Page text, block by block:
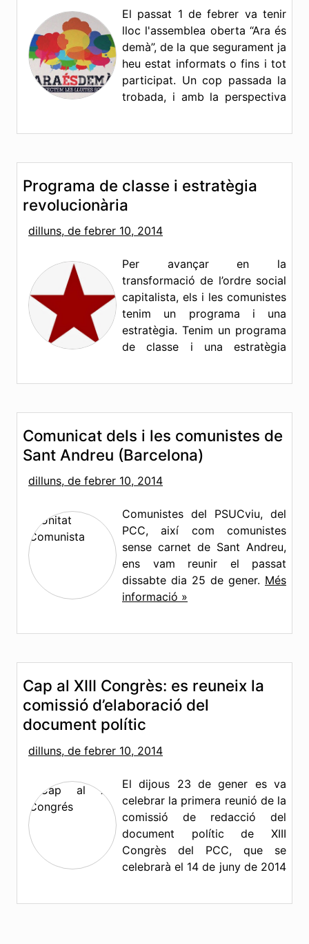
El passat 1 de febrer va tenir
lloc l'assemblea oberta “Ara és
demà”, de la que segurament ja
heu estat informats o fins i tot
participat. Un cop passada la
trobada, i amb la perspectiva
informació »
Programa de classe i estratègia
revolucionària
dilluns, de febrer 10, 2014
Per avançar en la
transformació de l’ordre social
capitalista, els i les comunistes
tenim un programa i una
estratègia. Tenim un programa
de classe i una estratègia
programa i la nostra estratègia aquí i ara és la
nostra tasca més immediata.
Més informació »
Comunicat dels i les comunistes de
Sant Andreu (Barcelona)
dilluns, de febrer 10, 2014
Comunistes del PSUCviu, del
PCC, així com comunistes
sense carnet de Sant Andreu,
ens vam reunir el passat
dissabte dia 25 de gener. Més
informació »
Cap al XIII Congrès: es reuneix la
comissió d’elaboració del
document polític
dilluns, de febrer 10, 2014
El dijous 23 de gener es va
celebrar la primera reunió de la
comissió de redacció del
document polític de XIII
Congrès del PCC, que se
celebrarà el 14 de juny de 2014